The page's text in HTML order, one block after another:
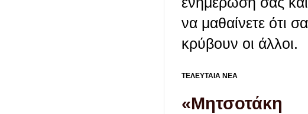
να μαθαίνετε ότι
κρύβουν οι άλλοι.
ΤΕΛΕΥΤΑΙΑ ΝΕΑ
«Μητσοτάκη